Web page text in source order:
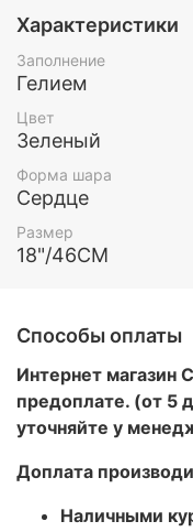
Характеристики
Заполнение
Гелием
Цвет
Зеленый
Форма шара
Сердце
Размер
18"/46СМ
Способы оплаты
Интернет магазин
предоплате. (от 5
уточняйте у
Доплата
Наличными